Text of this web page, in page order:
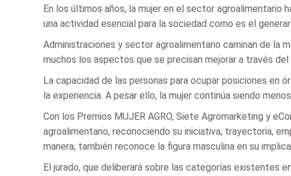
En los últimos años, la mujer en el sector agroalimentario
una actividad esencial para la sociedad como es el
Administraciones y sector agroalimentario caminan de la
muchos los aspectos que se precisan mejorar a través
La capacidad de las personas para ocupar posiciones en
la experiencia. A pesar ello, la mujer continúa siendo
Con los Premios MUJER AGRO, Siete Agromarketing y
agroalimentario, reconociendo su iniciativa, trayectoria,
manera, también reconoce la figura masculina en su
El jurado, que deliberará sobre las categorías existentes